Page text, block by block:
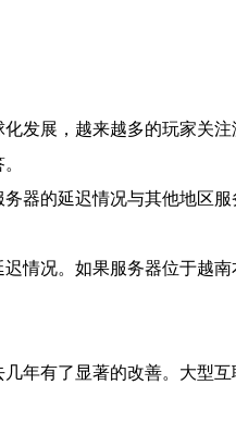
发展，越来越多的玩家关
器的延迟情况与其他地区
情况。如果服务器位于越
年有了显著的改善。大型